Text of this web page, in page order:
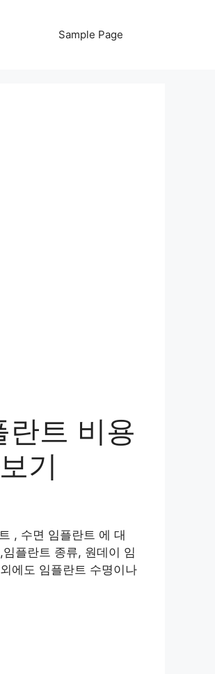
Sample Page
트 비용
기
, 수면 임플란트 에 대
플란트 종류, 원데이 임
에도 임플란트 수명이나